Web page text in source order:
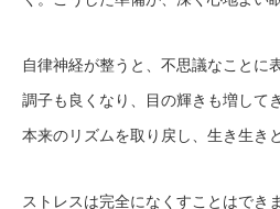
自律神経が整うと、不思議なことに
調子も良くなり、目の輝きも増して
本来のリズムを取り戻し、生き生き
ストレスは完全になくすことはでき